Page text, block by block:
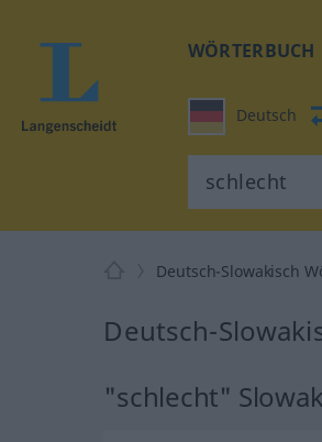
WÖRTERBUCH
Deutsch
Deutsch-Slowakisch
Deutsch-
"schlecht"